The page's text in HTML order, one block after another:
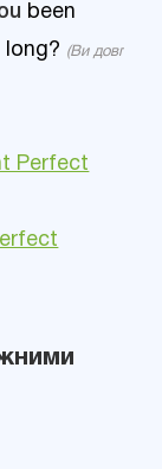
been
long? (Ви довго
Perfect